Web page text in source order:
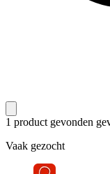
1 product gevonden
Vaak gezocht